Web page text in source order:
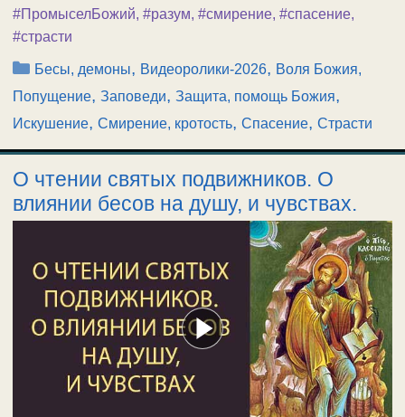
#ПромыселБожий, #разум, #смирение, #спасение,
#страсти
Рубрики
Бесы, демоны, Видеоролики-2026, Воля Божия,
Попущение, Заповеди, Защита, помощь Божия,
Искушение, Смирение, кротость, Спасение, Страсти
О чтении святых подвижников. О
влиянии бесов на душу, и чувствах.